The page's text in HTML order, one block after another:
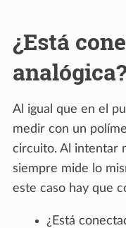
¿Está
analógica?
Al igual que en el
medir con un
circuito. Al intentar
siempre mide lo
este caso hay que
¿Está